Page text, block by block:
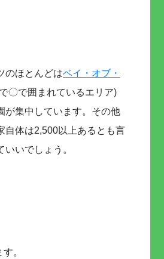
のほとんどはベイ・オブ・
〇で囲まれているエリア)
が集中しています。その他
自体は2,500以上あるとも言
いでしょう。
。